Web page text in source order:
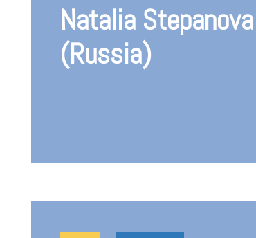
Natalia Stepanova
(Russia)